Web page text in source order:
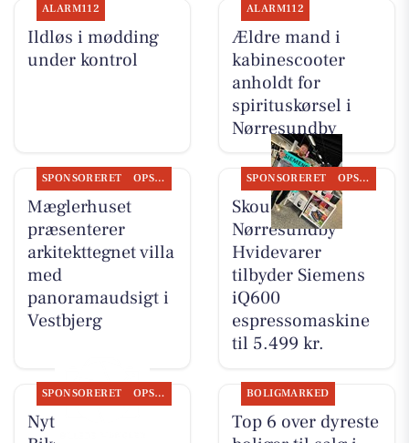
ALARM112
Ildløs i mødding
under kontrol
ALARM112
Ældre mand i
kabinescooter
anholdt for
spirituskørsel i
Nørresundby
SPONSORERET OPSLAGSTAVLEN
Mæglerhuset
præsenterer
arkitekttegnet villa
med
panoramaudsigt i
Vestbjerg
SPONSORERET OPSLAGSTAVLEN
Skousen
Nørresundby
Hvidevarer
tilbyder Siemens
iQ600
espressomaskine
til 5.499 kr.
SPONSORERET OPSLAGSTAVLEN
Nyt fra Fri
BOLIGMARKED
Top 6 over dyreste